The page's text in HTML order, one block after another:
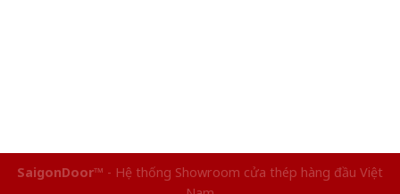
SaigonDoor™ - Hệ thống Showroom cửa thép hàng đầu Việt